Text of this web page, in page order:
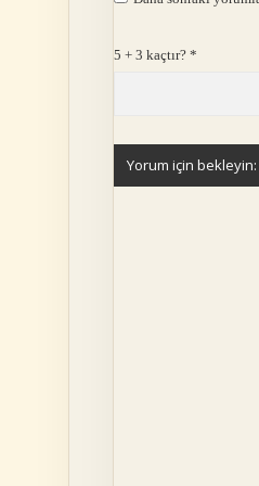
5 + 3 kaçtır? *